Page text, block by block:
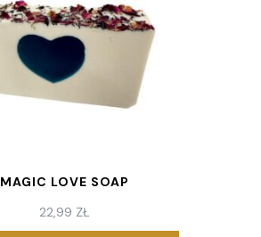
MAGIC LOVE SOAP
22,99 ZŁ